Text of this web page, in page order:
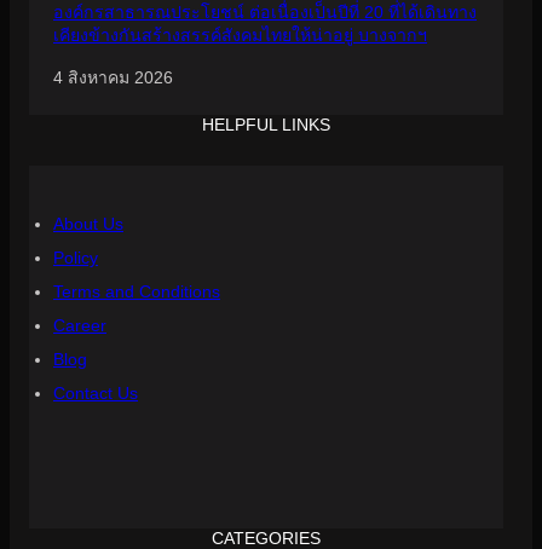
องค์กรสาธารณประโยชน์ ต่อเนื่องเป็นปีที่ 20 ที่ได้เดินทาง
เคียงข้างกันสร้างสรรค์สังคมไทยให้น่าอยู่ บางจากฯ
4 สิงหาคม 2026
HELPFUL LINKS
About Us
Policy
Terms and Conditions
Career
Blog
Contact Us
CATEGORIES